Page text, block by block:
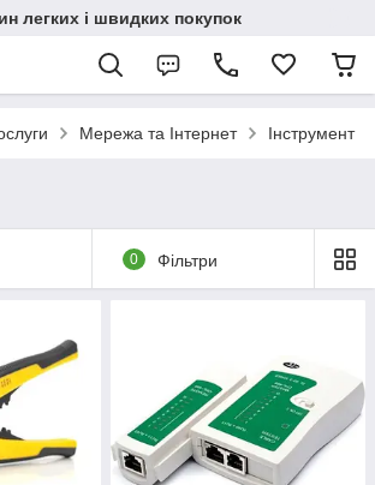
легких і швидких покупок
Мережа та Інтернет Інструмент
0 Фільтри